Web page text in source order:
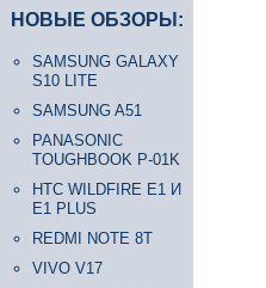
НОВЫЕ ОБЗОРЫ:
SAMSUNG GALAXY
S10 LITE
SAMSUNG A51
PANASONIC
TOUGHBOOK P-01K
HTC WILDFIRE E1 И
E1 PLUS
REDMI NOTE 8T
VIVO V17